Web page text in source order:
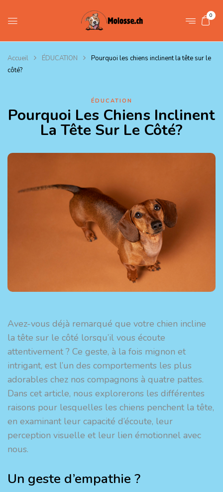
0
Accueil ÉDUCATION
Pourquoi les chiens inclinent la tête sur le
côté?
ÉDUCATION
Pourquoi Les Chiens Inclinent
La Tête Sur Le Côté?
Avez-vous déjà remarqué que votre chien incline
la tête sur le côté lorsqu’il vous écoute
attentivement ? Ce geste, à la fois mignon et
intrigant, est l’un des comportements les plus
adorables chez nos compagnons à quatre pattes.
Dans cet article, nous explorerons les différentes
raisons pour lesquelles les chiens penchent la tête,
en examinant leur capacité d’écoute, leur
perception visuelle et leur lien émotionnel avec
nous.
Un geste d’empathie ?